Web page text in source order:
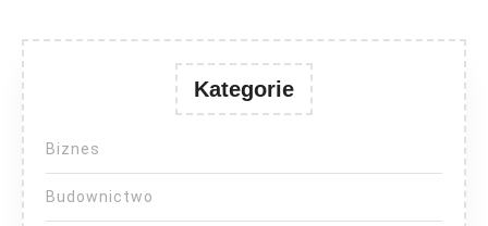
Kategorie
Biznes
Budownictwo